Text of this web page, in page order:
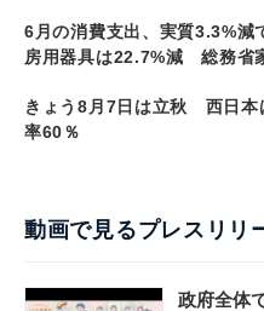
6月の消費支出、実質3.3%
房用器具は22.7%減 総務省
きょう8月7日は立秋 西日本
率60％
動画で見るプレスリリ
政府全体